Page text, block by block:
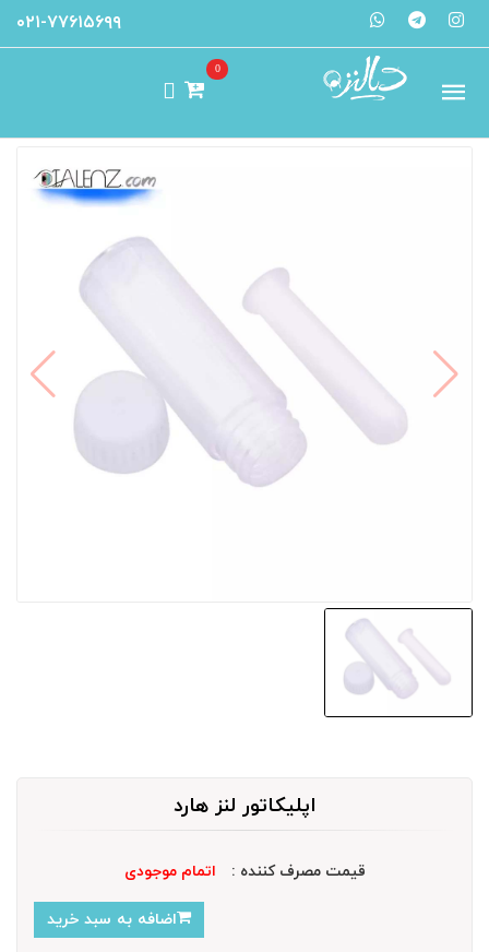
۰۲۱-۷۷۶۱۵۶۹۹
0
اپلیکاتور لنز هارد
قیمت مصرف کننده : اتمام موجودی
اضافه به سبد خرید